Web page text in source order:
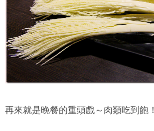
再來就是晚餐的重頭戲～肉類吃到飽！